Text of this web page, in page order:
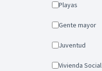
Playas
Gente mayor
Juventud
Vivienda Social